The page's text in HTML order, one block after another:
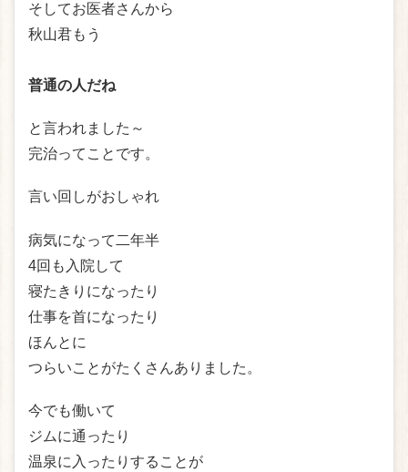
そしてお医者さんから
秋山君もう
普通の人だね
と言われました～
完治ってことです。
言い回しがおしゃれ
病気になって二年半
4回も入院して
寝たきりになったり
仕事を首になったり
ほんとに
つらいことがたくさんありました。
今でも働いて
ジムに通ったり
温泉に入ったりすることが